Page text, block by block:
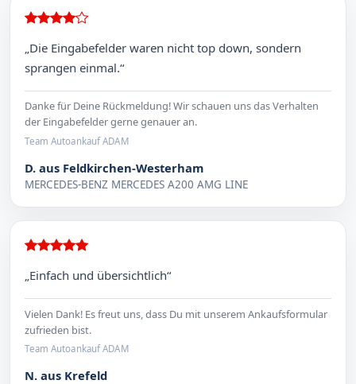
„Die Eingabefelder waren nicht top down, sondern
sprangen einmal.“
Danke für Deine Rückmeldung! Wir schauen uns das Verhalten
der Eingabefelder gerne genauer an.
Team Autoankauf ADAM
D. aus Feldkirchen-Westerham
MERCEDES-BENZ MERCEDES A200 AMG LINE
„Einfach und übersichtlich“
Vielen Dank! Es freut uns, dass Du mit unserem Ankaufsformular
zufrieden bist.
Team Autoankauf ADAM
N. aus Krefeld